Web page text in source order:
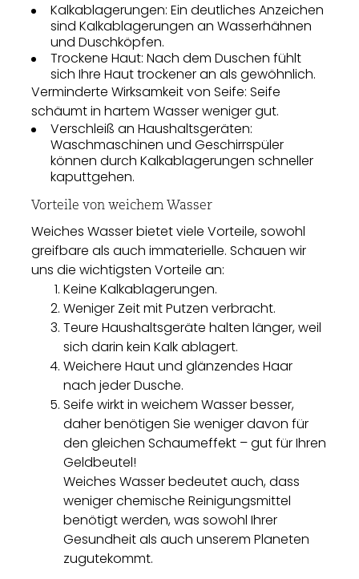
Kalkablagerungen: Ein deutliches Anzeichen
sind Kalkablagerungen an Wasserhähnen
und Duschköpfen.
Trockene Haut: Nach dem Duschen fühlt
sich Ihre Haut trockener an als gewöhnlich.
Verminderte Wirksamkeit von Seife: Seife
schäumt in hartem Wasser weniger gut.
Verschleiß an Haushaltsgeräten:
Waschmaschinen und Geschirrspüler
können durch Kalkablagerungen schneller
kaputtgehen.
Vorteile von weichem Wasser
Weiches Wasser bietet viele Vorteile, sowohl
greifbare als auch immaterielle. Schauen wir
uns die wichtigsten Vorteile an:
Keine Kalkablagerungen.
Weniger Zeit mit Putzen verbracht.
Teure Haushaltsgeräte halten länger, weil
sich darin kein Kalk ablagert.
Weichere Haut und glänzendes Haar
nach jeder Dusche.
Seife wirkt in weichem Wasser besser,
daher benötigen Sie weniger davon für
den gleichen Schaumeffekt – gut für Ihren
Geldbeutel!
Weiches Wasser bedeutet auch, dass
weniger chemische Reinigungsmittel
benötigt werden, was sowohl Ihrer
Gesundheit als auch unserem Planeten
zugutekommt.